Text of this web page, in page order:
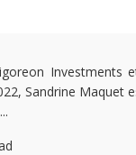
Investments
Sandrine Maquet